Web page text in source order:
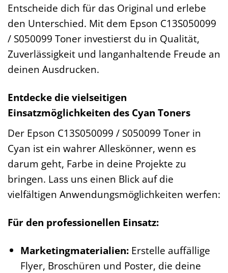
Entscheide dich für das Original und erlebe
den Unterschied. Mit dem Epson C13S050099
/ S050099 Toner investierst du in Qualität,
Zuverlässigkeit und langanhaltende Freude an
deinen Ausdrucken.
Entdecke die vielseitigen
Einsatzmöglichkeiten des Cyan Toners
Der Epson C13S050099 / S050099 Toner in
Cyan ist ein wahrer Alleskönner, wenn es
darum geht, Farbe in deine Projekte zu
bringen. Lass uns einen Blick auf die
vielfältigen Anwendungsmöglichkeiten werfen:
Für den professionellen Einsatz:
Marketingmaterialien:Erstelle auffällige
Flyer, Broschüren und Poster, die deine